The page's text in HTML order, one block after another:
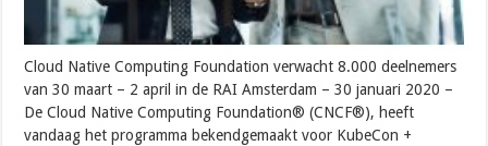
Cloud Native Computing Foundation verwacht 8.000 deelnemers
van 30 maart – 2 april in de RAI Amsterdam – 30 januari 2020 –
De Cloud Native Computing Foundation® (CNCF®), heeft
vandaag het programma bekendgemaakt voor KubeCon +